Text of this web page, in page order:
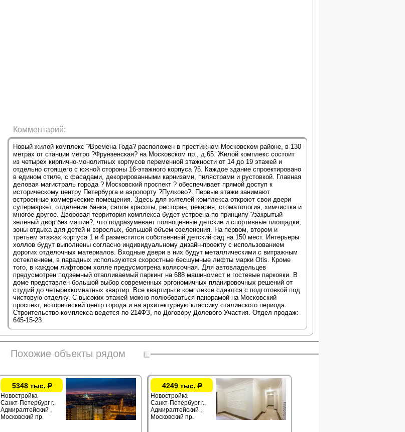
Новый жилой комплекс ?Времена Года? расположен в престижном Московском районе, в 130
метрах от станции метро ?Фрунзенская? на Московском пр., д.65. Жилой комплекс состоит
из четырех кирпично-монолитных корпусов переменной этажности от 14 до 19 этажей и
отдельно стоящего с южной стороны 16-этажного корпуса ?5. Каждое здание спроектировано
в едином стиле, с фасадами, декорированными карнизами, пилястрами и рустовкой. Главная
деловая магистраль города ? Московский проспект ? обеспечивает прямой доступ к
историческому центру Петербурга и аэропорту ?Пулково?. Первые этажи занимают
встроенные коммерческие помещения. Здесь для жителей комплекса откроют свои двери
супермаркет, отделение банка, салон красоты, ресторан, пекарня, стоматология, химчистка и
многое другое. Дворовая территория комплекса будет устроена по принципу ?закрытый
зеленый двор без машин?, что подразумевает полноценные детские и спортивные площадки,
зоны отдыха для детей и взрослых, большой объем озеленения. На первом, втором и
третьем этажах корпуса 1 и 4 разместится собственный детский сад на 150 мест. Интерьеры
холлов будут выполнены согласно индивидуальному дизайн-проекту с использованием
дорогих отделочных материалов. Входные двери в них будут металлическими с витражным
остеклением, в парадных используются скоростные бесшумные лифты марки Otis. Кроме
того, в каждом лифтовом холле предусмотрена колясочная. Для автовладельцев
предусмотрен подземный отапливаемый паркинг на 688 машиномест и гостевые парковки. В
доме представлен большой выбор современных эргономичных планировочных решений от
студий до четырехкомнатных квартир. Все квартиры в комплексе сдаются с подготовкой под
чистовую отделку. С высоких этажей можно полюбоваться панорамой на Московский
проспект, исторический центр города и на архитектурную классику сталинского периода.
Строительство комплекса ведется по 214ФЗ, по Договору Долевого Участия. Отдел продаж:
645-15-23
Комментарий:
Похожие объекты рядом
5348 тыс.Р
Новостройка
Санкт-Петербург г.,
Адмиралтейский ,
Московский пр.
4249 тыс.Р
Новостройка
Санкт-Петербург г.,
Адмиралтейский ,
Московский пр.